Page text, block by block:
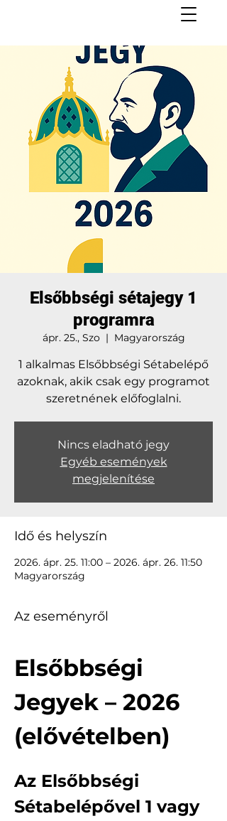
Elsőbbségi sétajegy 1
programra
ápr. 25., Szo
  |
Magyarország
1 alkalmas Elsőbbségi Sétabelépő
azoknak, akik csak egy programot
Nincs eladható jegy
Egyéb események
megjelenítése
Idő és helyszín
2026. ápr. 25. 11:00 – 2026. ápr. 26. 11:50
Magyarország
Az eseményről
Elsőbbségi
Jegyek – 2026
(elővételben)
Az Elsőbbségi
Sétabelépővel 1 vagy